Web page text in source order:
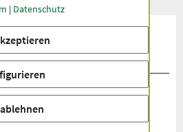
GELASTIN®
| Datenschutz